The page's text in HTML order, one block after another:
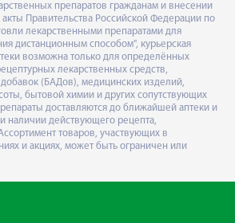
препаратов гражданам и внесении
Правительства Российской Федерации по
лекарственными препаратами для
дистанционным способом", курьерская
возможна только для определённых
лекарственных средств,
(БАДов), медицинских изделий,
бытовой химии и других сопутствующих
доставляются до ближайшей аптеки и
наличии действующего рецепта,
товаров, участвующих в
и акциях, может быть ограничен или